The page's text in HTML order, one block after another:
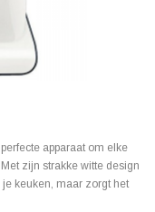
apparaat om elke
zijn strakke witte design
keuken, maar zorgt het